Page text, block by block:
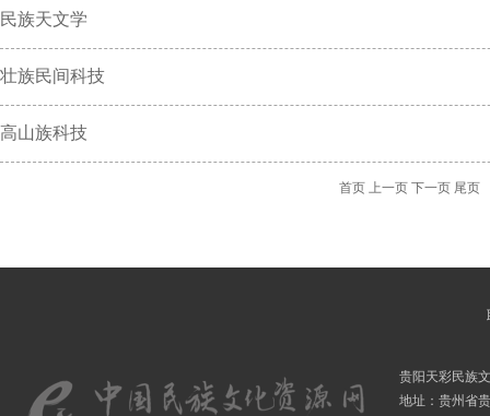
民族天文学
壮族民间科技
高山族科技
首页 上一页 下一页 尾页
贵阳天彩民族
地址：贵州省